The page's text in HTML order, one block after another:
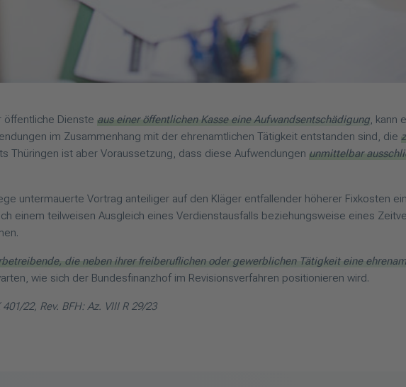
Dienste aus einer öffentlichen Kasse eine Aufwandsentschädigung, kann
im Zusammenhang mit der ehrenamtlichen Tätigkeit entstanden sind, die
Thüringen ist aber Voraussetzung, dass diese Aufwendungen unmittelbar
untermauerte Vortrag anteiliger auf den Kläger entfallender höherer Fixkosten
einem teilweisen Ausgleich eines Verdienstausfalls beziehungsweise eines
die neben ihrer freiberuflichen oder gewerblichen Tätigkeit eine
wie sich der Bundesfinanzhof im Revisionsverfahren positionieren wird.
22, Rev. BFH: Az. VIII R 29/23